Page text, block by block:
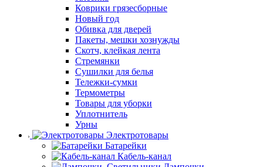
Коврики грязесборные
Новый год
Обивка для дверей
Пакеты, мешки хознужды
Скотч, клейкая лента
Стремянки
Сушилки для белья
Тележки-сумки
Термометры
Товары для уборки
Уплотнитель
Урны
Электротовары
Батарейки
Кабель-канал